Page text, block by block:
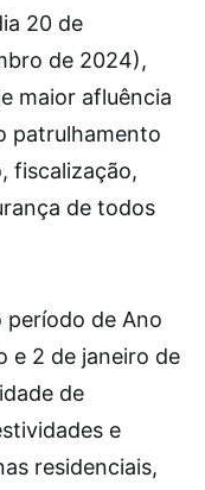
20 de
de 2024),
maior afluência
patrulhamento
fiscalização,
de todos
período de Ano
e 2 de janeiro de
de
e
residenciais,